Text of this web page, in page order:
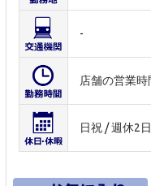
-
店舗の営業時
日祝 / 週休2